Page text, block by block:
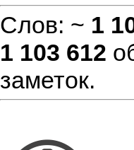
Слов: ~ 1
1 103 612
заметок.